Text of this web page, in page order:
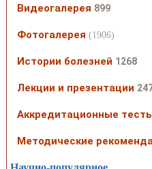
Видеогалерея 899
Фотогалерея (1906)
Истории болезней 1268
Лекции и презентации
Аккредитационные
Методические